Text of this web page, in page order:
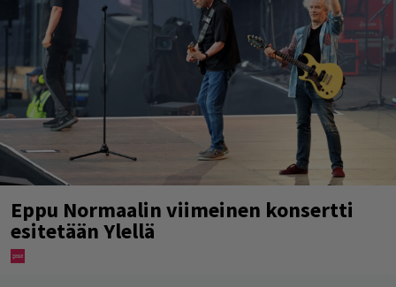
Eppu Normaalin viimeinen konsertti
esitetään Ylellä